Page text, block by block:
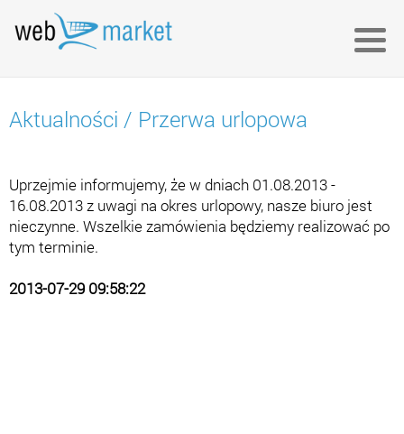
Aktualności / Przerwa urlopowa
Uprzejmie informujemy, że w dniach 01.08.2013 -
16.08.2013 z uwagi na okres urlopowy, nasze biuro jest
nieczynne. Wszelkie zamówienia będziemy realizować po
tym terminie.
2013-07-29 09:58:22